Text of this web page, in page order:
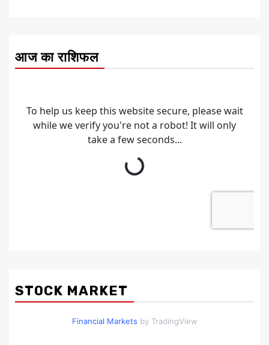
आज का राशिफल
STOCK MARKET
Financial Markets by TradingView